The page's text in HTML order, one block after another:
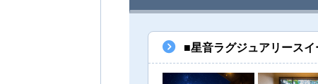
■星音ラグジュアリース